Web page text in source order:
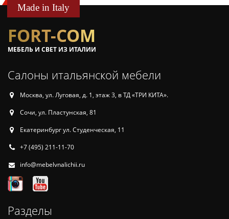
Made in Italy
FORT-COM
МЕБЕЛЬ И СВЕТ ИЗ ИТАЛИИ
Салоны итальянской мебели
Москва, ул. Луговая, д. 1, этаж 3, в ТД «ТРИ КИТА».
Сочи, ул. Пластунская, 81
Екатеринбург ул. Студенческая, 11
+7 (495) 211-11-70
info@mebelvnalichii.ru
Разделы